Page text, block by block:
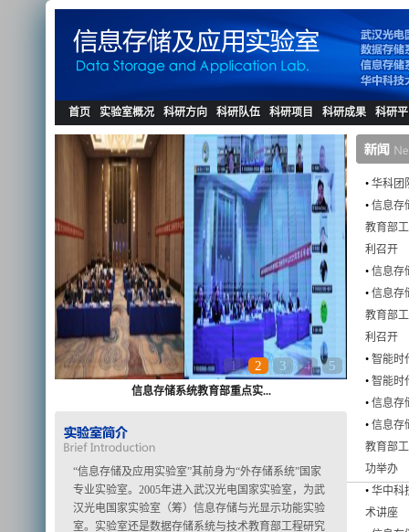
首页 实验室概况 科研方向 科研队伍 科研项目 科研成果 科研
1 2 3 4 5
信息存储及应用实验室2025...
“信息存储及应用实验室”其前身为“外存储系统”国家
专业实验室。2005年进入武汉光电国家实验室，为武
汉光电国家实验室（筹）信息存储与光显示功能实验
室。实验室还是数据存储系统与技术教育部工程研究
• 华科团
• 信息存
教育部
利召开
• 信息存
• 信息存
教育部
利召开
• 智能时
• 智能时
• 信息存
• 信息存
教育部
功举办
• 华中科
术讲座